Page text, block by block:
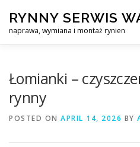
content
RYNNY SERWIS
naprawa, wymiana i montaż rynien
Łomianki –
rynny
POSTED ON APRIL 14, 2026 BY